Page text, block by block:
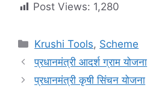
Post Views: 1,280
Categories
Krushi Tools, Scheme
प्रधानमंत्री आदर्श ग्राम योजना
प्रधानमंत्री कृषी सिंचन योजना